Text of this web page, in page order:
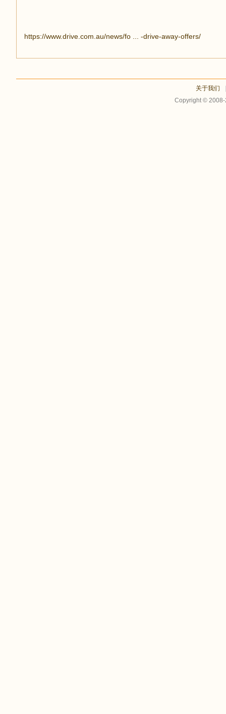
https://www.drive.com.au/news/fo ... -drive-away-offers/
关于我们
Copyright ©